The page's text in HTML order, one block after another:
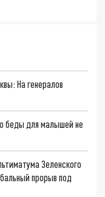
На генералов
беды для малышей не
Зеленского
прорыв под